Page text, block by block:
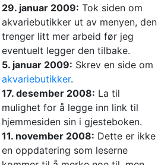
29. januar 2009: Tok siden om
akvariebutikker ut av menyen, den
trenger litt mer arbeid før jeg
eventuelt legger den tilbake.
5. januar 2009: Skrev en side om
akvariebutikker.
17. desember 2008: La til
mulighet for å legge inn link til
hjemmesiden sin i gjesteboken.
11. november 2008: Dette er ikke
en oppdatering som leserne